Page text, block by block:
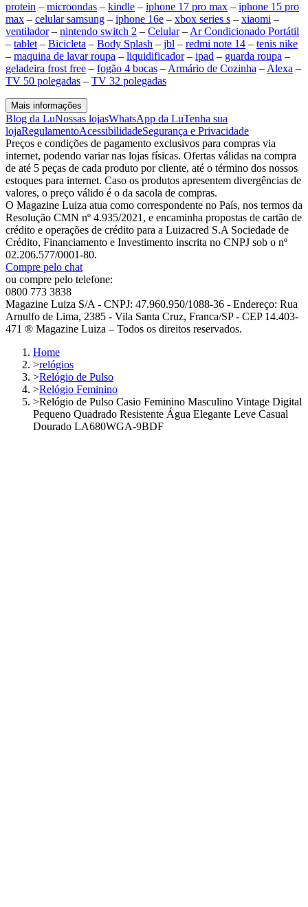
protein – microondas – kindle – iphone 17 pro max – iphone 15 pro
max – celular samsung – iphone 16e – xbox series s – xiaomi –
ventilador– nintendo switch 2 – Celular– Ar Condicionado Portátil
– tablet – Bicicleta – Body Splash – jbl – redmi note 14 – tenis nike
– maquina de lavar roupa – liquidificador– ipad – guarda roupa –
geladeira frost free – fogão 4 bocas – Armário de Cozinha – Alexa –
TV 50 polegadas – TV 32 polegadas
Mais informações
Blog da LuNossas lojasWhatsApp da LuTenha sua
lojaRegulamentoAcessibilidadeSegurança e Privacidade
Preços e condições de pagamento exclusivos para compras via
internet, podendo variar nas lojas físicas. Ofertas válidas na compra
de até 5 peças de cada produto por cliente, até o término dos nossos
estoques para internet. Caso os produtos apresentem divergências de
valores, o preço válido é o da sacola de compras.
O Magazine Luiza atua como correspondente no País, nos termos da
Resolução CMN nº 4.935/2021, e encaminha propostas de cartão de
crédito e operações de crédito para a Luizacred S.A Sociedade de
Crédito, Financiamento e Investimento inscrita no CNPJ sob o nº
02.206.577/0001-80.
Compre pelo chat
ou compre pelo telefone:
0800 773 3838
Magazine Luiza S/A - CNPJ: 47.960.950/1088-36 - Endereço: Rua
Arnulfo de Lima, 2385 - Vila Santa Cruz, Franca/SP - CEP 14.403-
471 ® Magazine Luiza – Todos os direitos reservados.
Home
>relógios
>Relógio de Pulso
>Relógio Feminino
>Relógio de Pulso Casio Feminino Masculino Vintage Digital
Pequeno Quadrado Resistente Água Elegante Leve Casual
Dourado LA680WGA-9BDF